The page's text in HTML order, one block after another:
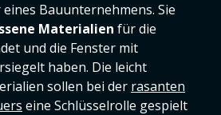
Bauunternehmens. Sie
Materialien für die
und die Fenster mit
haben. Die leicht
sollen bei der rasanten
eine Schlüsselrolle gespielt